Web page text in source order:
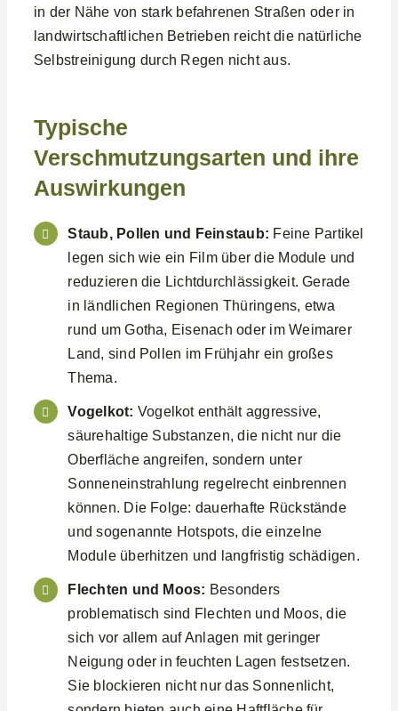
in der Nähe von stark befahrenen Straßen oder in
landwirtschaftlichen Betrieben reicht die natürliche
Selbstreinigung durch Regen nicht aus.
Typische
Verschmutzungsarten und ihre
Auswirkungen
Staub, Pollen und Feinstaub: Feine Partikel
legen sich wie ein Film über die Module und
reduzieren die Lichtdurchlässigkeit. Gerade
in ländlichen Regionen Thüringens, etwa
rund um Gotha, Eisenach oder im Weimarer
Land, sind Pollen im Frühjahr ein großes
Thema.
Vogelkot: Vogelkot enthält aggressive,
säurehaltige Substanzen, die nicht nur die
Oberfläche angreifen, sondern unter
Sonneneinstrahlung regelrecht einbrennen
können. Die Folge: dauerhafte Rückstände
und sogenannte Hotspots, die einzelne
Module überhitzen und langfristig schädigen.
Flechten und Moos: Besonders
problematisch sind Flechten und Moos, die
sich vor allem auf Anlagen mit geringer
Neigung oder in feuchten Lagen festsetzen.
Sie blockieren nicht nur das Sonnenlicht,